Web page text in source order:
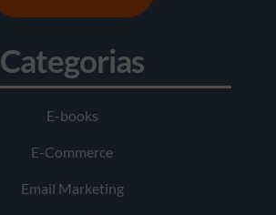
Categorias
E-books
E-Commerce
Email Marketing